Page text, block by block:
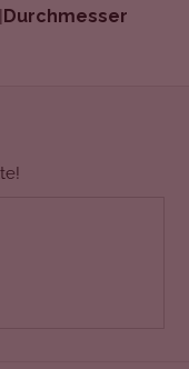
Durchmesser